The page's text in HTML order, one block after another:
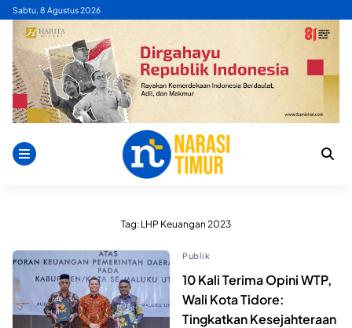
Skip
content
Sabtu, 8 Agustus 2026
Tag: LHP Keuangan 2023
Publik
10 Kali Terima Opini WTP,
Wali Kota Tidore:
Tingkatkan Kesejahteraan